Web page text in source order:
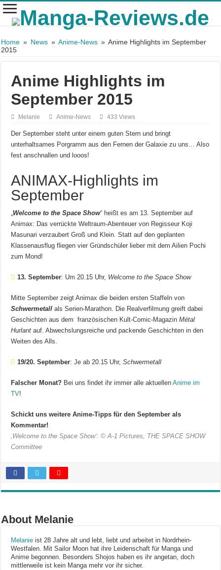
Home » News » Anime-News » Anime Highlights im September
2015
Anime Highlights im
September 2015
Melanie Anime-News 433 Views
Der September steht unter einem guten Stern und bringt
unterhaltsames Porgramm aus den Fernen der Galaxie zu uns… Also
fest anschnallen und looos!
ANIMAX-Highlights im
September
„Welcome to the Space Show“ heißt es am 13. September auf
Animax: Das verrückte Weltraum-Abenteuer von Regisseur Koji
Masunari verzaubert Groß und Klein. Statt auf den geplanten
Klassenausflug fliegen vier Gründschüler lieber mit dem Ailien Pochi
zum Mond!
13. September: Um 20.15 Uhr, Welcome to the Space Show
Mitte September zeigt Animax die beiden ersten Staffeln von
Schwermetall als Serien-Marathon. Die Realverfilmung greift dabei
Geschichten aus dem französischen Kult-Comic-MagazinMétal
Hurlant auf. Abwechslungsreiche und packende Geschichten in den
Weiten des Alls.
19/20. September: Je ab 20.15 Uhr,Schwermetall
Falscher Monat? Bei uns findet ihr immer alle aktuellen Anime im
TV!
Schickt uns weitere Anime-Tipps für den September als
Kommentar!
‚Welcome to the Space Show‘: © A-1 Pictures, THE SPACE SHOW
Committee
About Melanie
Melanie ist 28 Jahre alt und lebt, liebt und arbeitet in Nordrhein-
Westfalen. Mit Sailor Moon hat ihre Leidenschaft für Manga und
Anime begonnen. Besonders Shojos haben es ihr angetan, doch
mittlerweile ist kein Manga mehr vor ihr sicher.